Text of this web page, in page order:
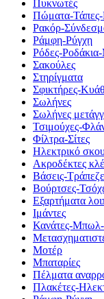
Πυκνωτές
Πώματα-Τάπες-
Ρακόρ-
Ράμφη-Ρύγχη
Ρόδες-
Σακούλες
Στηρίγματα
Σφικτήρες-
Σωλήνες
Σωλήνες
Τσιμούχες-
Φίλτρα-Σίτες
Ηλεκτρικό
Ακροδέκτες
Βάσεις-
Βούρτσες-
Εξαρτήματα
Ιμάντες
Κανάτες-Μπωλ-
Μοτέρ
Μπαταρίες
Πέλματα
Πλακέτες-